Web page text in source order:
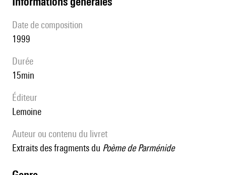
date de composition
1999
durée
15min
éditeur
Lemoine
Auteur ou contenu du livret
extraits des fragments du Poème de Parménide